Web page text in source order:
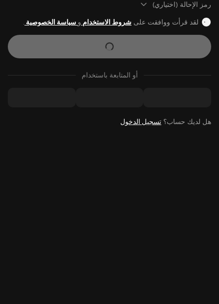
رمز الإحالة (اختياري)
لقد قرأت ووافقت على شروط الاستخدام و سياسة الخصوصية
أو المتابعة باستخدام
هل لديك حساب؟ تسجيل الدخول